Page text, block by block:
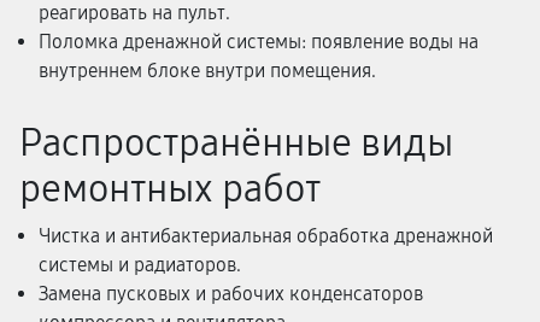
реагировать на пульт.
Поломка дренажной системы: появление воды на
внутреннем блоке внутри помещения.
Распространённые виды
ремонтных работ
Чистка и антибактериальная обработка дренажной
системы и радиаторов.
Замена пусковых и рабочих конденсаторов